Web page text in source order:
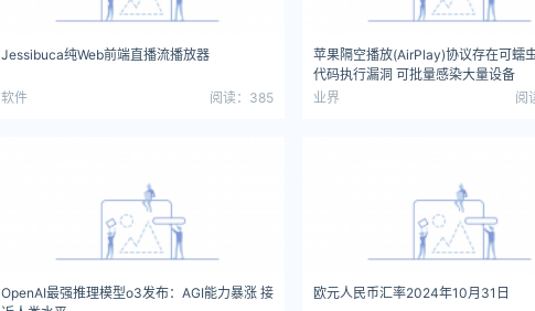
Jessibuca纯Web前端直播流播放器
软件 阅读：385
苹果隔空播放(AirPlay)协议存在可蠕
代码执行漏洞 可批量感染大量设备
业界
阅
OpenAI最强推理模型o3发布：AGI能力暴涨 接
欧元人民币汇率2024年10月31日